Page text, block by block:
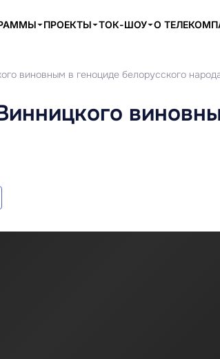
ПРОЕКТЫ ТОК-ШОУ О
виновным в геноциде белорусского